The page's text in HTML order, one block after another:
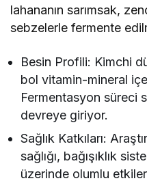
lahananın sarımsak,
sebzelerle fermente
Besin Profili: Kimchi
bol vitamin-mineral
Fermentasyon süreci
devreye giriyor.
Sağlık Katkıları:
sağlığı, bağışıklık
üzerinde olumlu